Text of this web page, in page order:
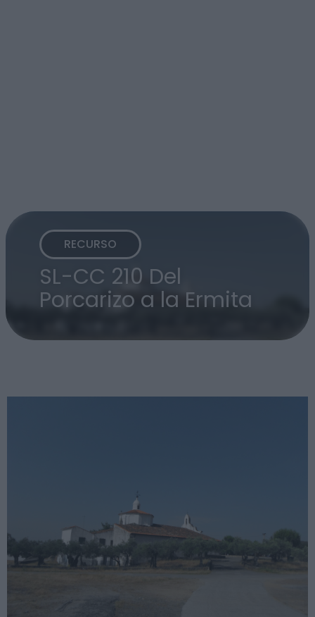
RECURSO
SL-CC 210 Del
Porcarizo a la Ermita